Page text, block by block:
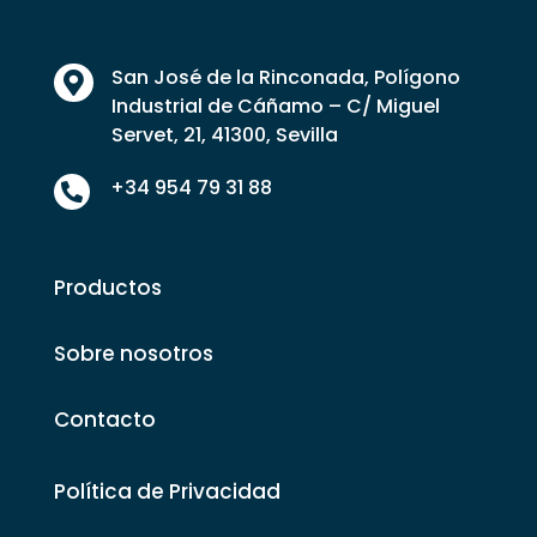

San José de la Rinconada, Polígono
Industrial de Cáñamo – C/ Miguel
Servet, 21, 41300, Sevilla
 +34 954 79 31 88
Productos
Sobre nosotros
Contacto
Política de Privacidad